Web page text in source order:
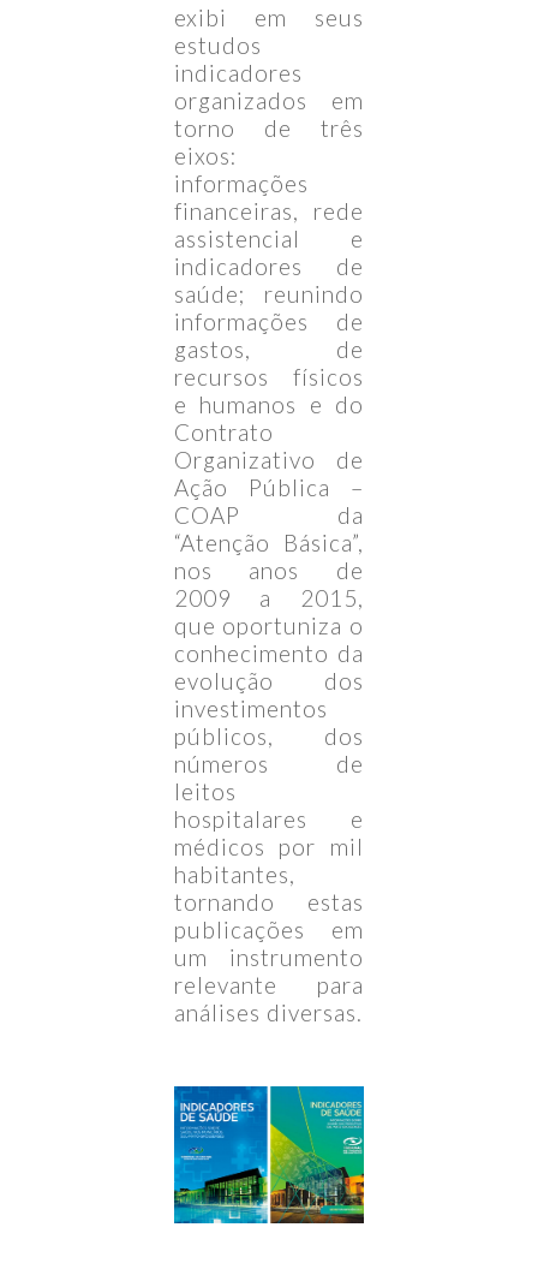
exibi em seus
estudos
indicadores
organizados em
torno de três
eixos:
informações
financeiras, rede
assistencial e
indicadores de
saúde; reunindo
informações de
gastos, de
recursos físicos
e humanos e do
Contrato
Organizativo de
Ação Pública –
COAP da
“Atenção Básica”,
nos anos de
2009 a 2015,
que oportuniza o
conhecimento da
evolução dos
investimentos
públicos, dos
números de
leitos
hospitalares e
médicos por mil
habitantes,
tornando estas
publicações em
um instrumento
relevante para
análises diversas.